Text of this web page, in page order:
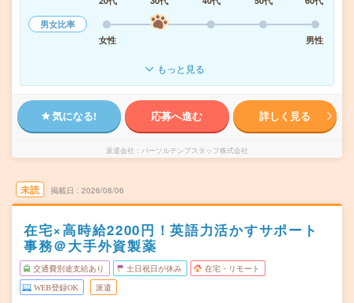
男女比率
女性
男性
もっと見る
気になる! 応募へ進む 詳しく見る
派遣会社 パーソルテンプスタッフ株式会社
未読 掲載日 2026/08/06
在宅×高時給2200円！英語力活かすサポート
事務＠大手外資製薬
交通費別途支給あり 土日祝日が休み 在宅・リモート
WEB登録OK 派遣